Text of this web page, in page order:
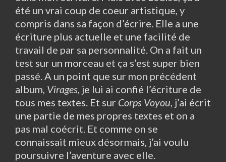
été un vrai coup de coeur artistique, y
compris dans sa façon d’écrire. Elle a une
écriture plus actuelle et une facilité de
travail de par sa personnalité. On a fait un
test sur un morceau et ça s’est super bien
passé. A un point que sur mon précédent
album, Virages, je lui ai confié l’écriture de
tous mes textes. Et sur Corps Voyou, j’ai écrit
une partie de mes propres textes et on a
pas mal coécrit. Et comme on se
connaissait mieux désormais, j’ai voulu
poursuivre l’aventure avec elle.